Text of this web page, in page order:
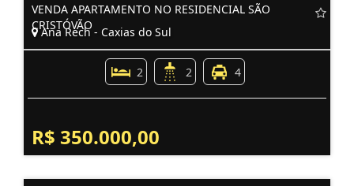
VENDA APARTAMENTO NO RESIDENCIAL SÃO
CRISTÓVÃO
Ana Rech - Caxias do Sul
2 2 4
R$ 350.000,00